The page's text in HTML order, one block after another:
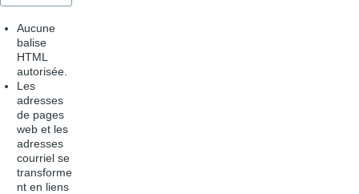
Aucune
balise
HTML
autorisée.
Les
adresses
de pages
web et les
adresses
courriel se
transforme
nt en liens